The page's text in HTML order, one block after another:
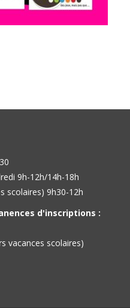
9h-12h/14h-18h
scolaires) 9h30-12h
d'inscriptions :
vacances scolaires)